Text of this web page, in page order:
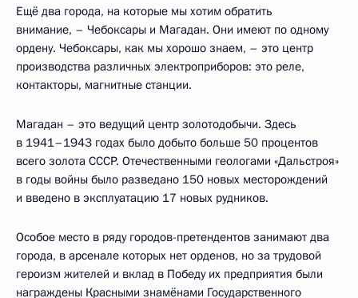
Ещё два города, на которые мы хотим обратить
внимание, – Чебоксары и Магадан. Они имеют по одному
ордену. Чебоксары, как мы хорошо знаем, – это центр
производства различных электроприборов: это реле,
контакторы, магнитные станции.
Магадан – это ведущий центр золотодобычи. Здесь
в 1941–1943 годах было добыто больше 50 процентов
всего золота СССР. Отечественными геологами «Дальстроя»
в годы войны было разведано 150 новых месторождений
и введено в эксплуатацию 17 новых рудников.
Особое место в ряду городов-претендентов занимают два
города, в арсенале которых нет орденов, но за трудовой
героизм жителей и вклад в Победу их предприятия были
награждены Красными знамёнами Государственного